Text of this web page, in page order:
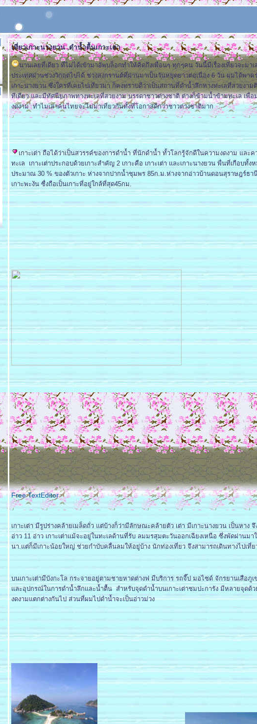
เที่ยวเกาะนางยวน ,ดำน้ำตื้นเกาะเต่า
นานเลยที่เดียว ที่ไม่ได้เข้ามาอัพบล็อกทำให้คิดถึงเพื่อนๆ ทุกๆคน วันนี้มีเรื่องเที่ยวจะมา
ประเทศผ่านช่วงวิกฤตไปได้ ช่วงสงกรานต์ที่ผ่านมาเป็นวันหยุดยาวต่อเนื่อง 6 วัน ผมได้พาคร
เกาะนางยวน ซึ่งใครที่เคยไปเที่ยวมา ก็คงทราบดีว่าเป็นสถานที่ดำน้ำลึกทางทะเลที่สวยงา
ทีเดียว และมีทัศนียภาพทางทะเลที่สวยงาม บรรดาชาวต่างชาติ ต่างก็ข้ามน้ำข้ามทะเล เพื่
งดงาม ทำไมเล่าคนไทยจะไม่มาเที่ยวกันทั้งที่โอกาสดีกว่าชาวต่างชาติมาก
เกาะเต่า ถือได้ว่าเป็นสวรรค์ของการดำน้ำ ที่นักดำน้ำ ทั้วโลกรู้จักดีในความงดงาม และ
ทะเล เกาะเต่าประกอบด้วยเกาะสำคัญ 2 เกาะคือ เกาะเต่า และเกาะนางยวน พื่นที่เกือบทั้ง
ประมาณ 30 % ของตัวเกาะ ห่างจากปากน้ำชุมพร 85ก.ม.ห่างจากอ่าวบ้านดอนสุราษฎร์ธา
เกาะพะงัน ซื่งถือเป็นเกาะที่อยู่ใกล้ที่สุด45กม.
Free TextEditor
เกาะเต่า มีรูปร่างคล้ายเมล็ดถั่ว แต่บ้างก็ว่ามีลักษณะคล้ายตัว เต่า มีเกาะนางยวน เป็นหาง
อ่าว 11 อ่าว เกาะเต่าแม้จะอยู่ในทะเลด้านที่รับ ลมมรสุมตะวันออกเฉียงเหนือ ซึ่งพัดผ่านมา
นา.แต่ก็มีเกาะน้อยใหญ่ ช่วยกำบับคลื่นลมให้อยู่บ้าง นักท่องเที่ยว จึงสามารถเดินทางไปเที่
บนเกาะเต่ามีบังกะโล กระจายอยู่ตามชายหาดต่างฟ มีบริการ รถจี๊ป มอไซด์ จักรยานเสือภูเ
ละอุปกรณ์ในการดำน้ำลึกและน้ำตื้น สำหรับจุดดำน้ำบนเกาะเต่าชมปะการัง มีหลายจุดด้
งดงามแตกต่างกันไป ส่วนที่ผมไปดำน้ำจะเป็นอ่าวม่วง